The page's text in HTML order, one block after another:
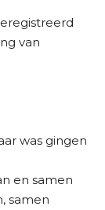
van
was gingen
en samen
samen